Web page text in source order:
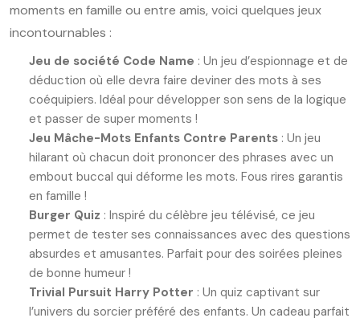
moments en famille ou entre amis, voici quelques jeux
incontournables :
Jeu de société Code Name : Un jeu d’espionnage et de
déduction où elle devra faire deviner des mots à ses
coéquipiers. Idéal pour développer son sens de la logique
et passer de super moments !
Jeu Mâche-Mots Enfants Contre Parents : Un jeu
hilarant où chacun doit prononcer des phrases avec un
embout buccal qui déforme les mots. Fous rires garantis
en famille !
Burger Quiz : Inspiré du célèbre jeu télévisé, ce jeu
permet de tester ses connaissances avec des questions
absurdes et amusantes. Parfait pour des soirées pleines
de bonne humeur !
Trivial Pursuit Harry Potter : Un quiz captivant sur
l’univers du sorcier préféré des enfants. Un cadeau parfait